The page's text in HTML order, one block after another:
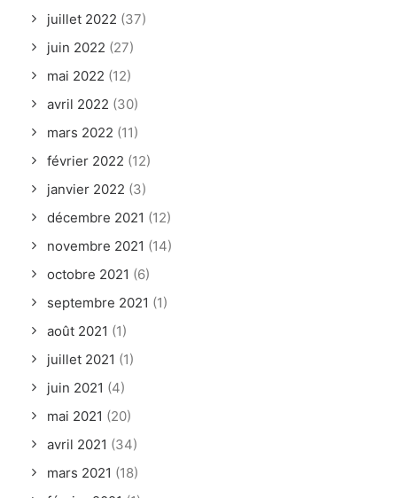
juillet 2022 (37)
juin 2022 (27)
mai 2022 (12)
avril 2022 (30)
mars 2022 (11)
février 2022 (12)
janvier 2022 (3)
décembre 2021 (12)
novembre 2021 (14)
octobre 2021 (6)
septembre 2021 (1)
août 2021 (1)
juillet 2021 (1)
juin 2021 (4)
mai 2021 (20)
avril 2021 (34)
mars 2021 (18)